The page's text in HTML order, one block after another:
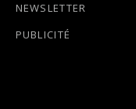
NEWSLETTER
PUBLICITÉ